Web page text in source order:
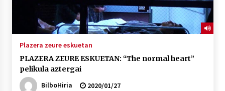
Plazera zeure eskuetan
PLAZERA ZEURE ESKUETAN: “The normal heart”
pelikula aztergai
BilboHiria
2020/01/27